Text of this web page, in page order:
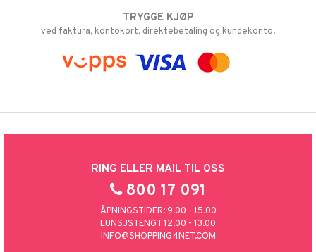
TRYGGE KJØP
ved faktura, kontokort, direktebetaling og kundekonto.
RING ELLER MAIL TIL OSS
800 17 091
ÅPNINGSTIDER: 9.00 - 15.00
LUNSJSTENGT 12.00 - 13.00
INFO@SHOPPING4NET.COM